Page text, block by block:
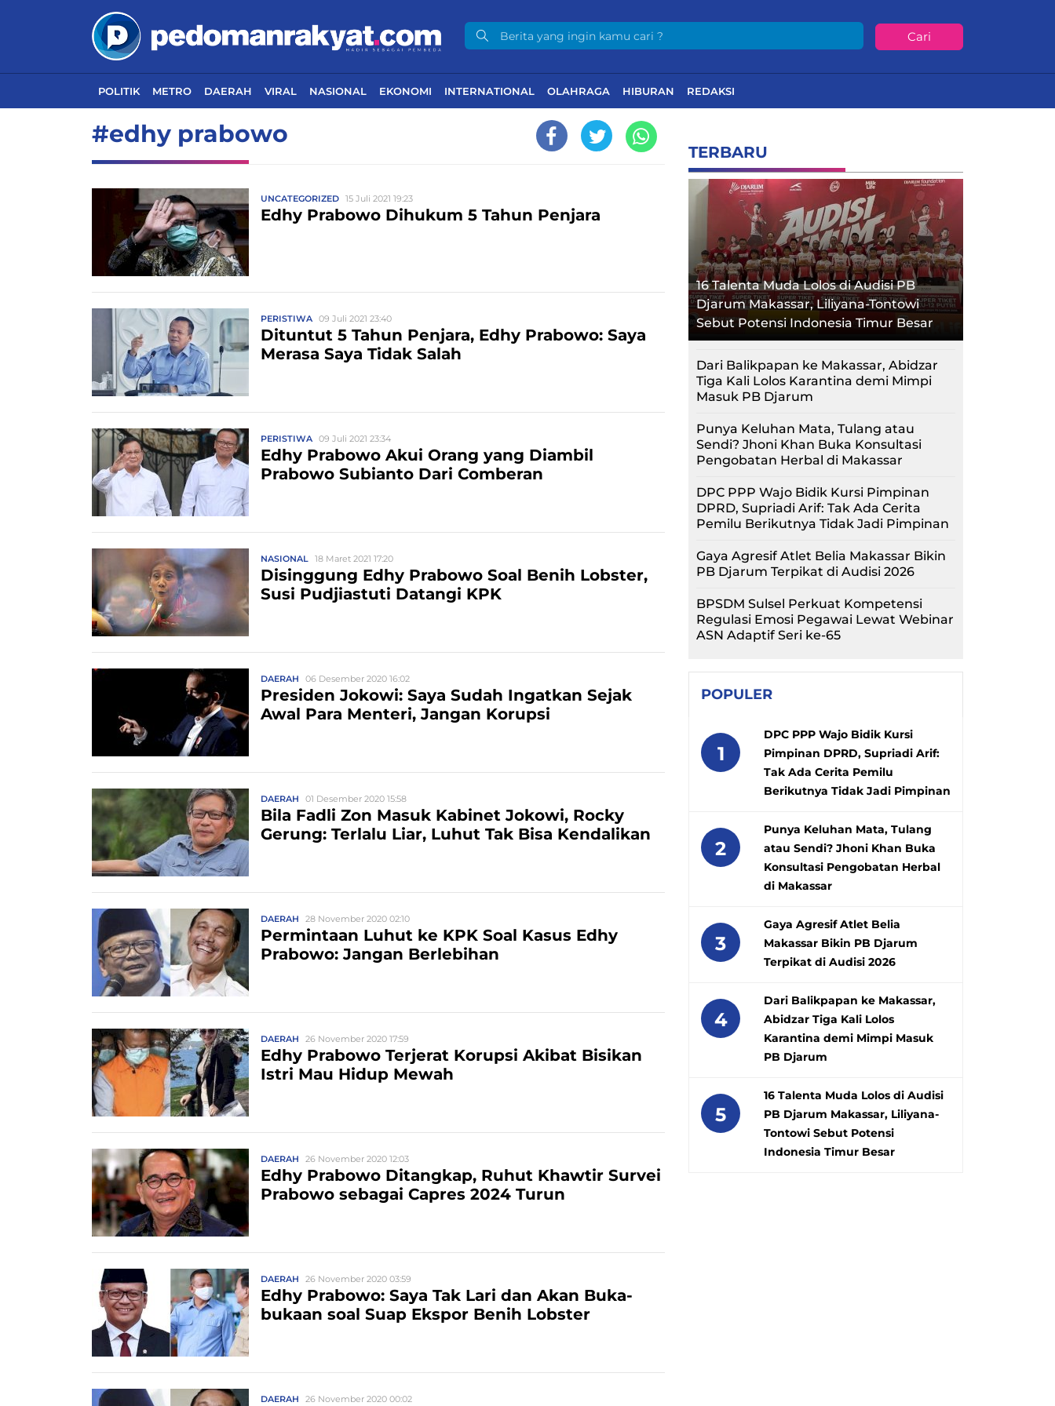
Cari
POLITIK METRO DAERAH VIRAL NASIONAL EKONOMI INTERNATIONAL OLAHRAGA HIBURAN REDAKSI
#edhy prabowo
UNCATEGORIZED 15 Juli 2021 19:23
Edhy Prabowo Dihukum 5 Tahun Penjara
PERISTIWA 09 Juli 2021 23:40
Dituntut 5 Tahun Penjara, Edhy Prabowo: Saya
Merasa Saya Tidak Salah
PERISTIWA 09 Juli 2021 23:34
Edhy Prabowo Akui Orang yang Diambil
Prabowo Subianto Dari Comberan
NASIONAL 18 Maret 2021 17:20
Disinggung Edhy Prabowo Soal Benih Lobster,
Susi Pudjiastuti Datangi KPK
DAERAH 06 Desember 2020 16:02
Presiden Jokowi: Saya Sudah Ingatkan Sejak
Awal Para Menteri, Jangan Korupsi
DAERAH 01 Desember 2020 15:58
Bila Fadli Zon Masuk Kabinet Jokowi, Rocky
Gerung: Terlalu Liar, Luhut Tak Bisa Kendalikan
DAERAH 28 November 2020 02:10
Permintaan Luhut ke KPK Soal Kasus Edhy
Prabowo: Jangan Berlebihan
DAERAH 26 November 2020 17:59
Edhy Prabowo Terjerat Korupsi Akibat Bisikan
Istri Mau Hidup Mewah
DAERAH 26 November 2020 12:03
Edhy Prabowo Ditangkap, Ruhut Khawtir Survei
Prabowo sebagai Capres 2024 Turun
DAERAH 26 November 2020 03:59
Edhy Prabowo: Saya Tak Lari dan Akan Buka-
bukaan soal Suap Ekspor Benih Lobster
DAERAH 26 November 2020 00:02
TERBARU
16 Talenta Muda Lolos di Audisi PB
Djarum Makassar, Liliyana-Tontowi
Sebut Potensi Indonesia Timur Besar
Dari Balikpapan ke Makassar, Abidzar
Tiga Kali Lolos Karantina demi Mimpi
Masuk PB Djarum
Punya Keluhan Mata, Tulang atau
Sendi? Jhoni Khan Buka Konsultasi
Pengobatan Herbal di Makassar
DPC PPP Wajo Bidik Kursi Pimpinan
DPRD, Supriadi Arif: Tak Ada Cerita
Pemilu Berikutnya Tidak Jadi Pimpinan
Gaya Agresif Atlet Belia Makassar Bikin
PB Djarum Terpikat di Audisi 2026
BPSDM Sulsel Perkuat Kompetensi
Regulasi Emosi Pegawai Lewat Webinar
ASN Adaptif Seri ke-65
POPULER
1
DPC PPP Wajo Bidik Kursi
Pimpinan DPRD, Supriadi Arif:
Tak Ada Cerita Pemilu
Berikutnya Tidak Jadi Pimpinan
2
Punya Keluhan Mata, Tulang
atau Sendi? Jhoni Khan Buka
Konsultasi Pengobatan Herbal
di Makassar
3
Gaya Agresif Atlet Belia
Makassar Bikin PB Djarum
Terpikat di Audisi 2026
4
Dari Balikpapan ke Makassar,
Abidzar Tiga Kali Lolos
Karantina demi Mimpi Masuk
PB Djarum
5
16 Talenta Muda Lolos di Audisi
PB Djarum Makassar, Liliyana-
Tontowi Sebut Potensi
Indonesia Timur Besar